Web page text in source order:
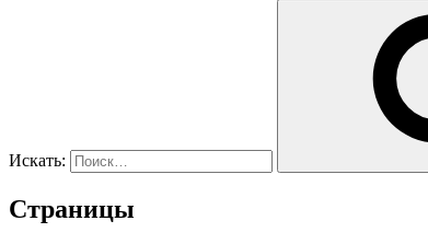
Искать:
Страницы